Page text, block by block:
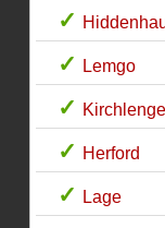
Lemgo
Herford
Lage